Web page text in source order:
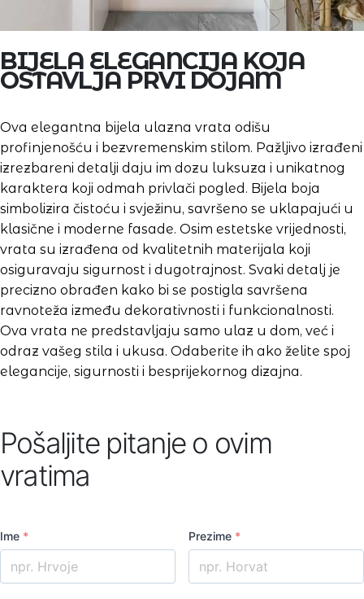
BIJELA ELEGANCIJA KOJA
OSTAVLJA PRVI DOJAM
Ova elegantna bijela ulazna vrata odišu
profinjenošću i bezvremenskim stilom. Pažljivo izrađeni
izrezbareni detalji daju im dozu luksuza i unikatnog
karaktera koji odmah privlači pogled. Bijela boja
simbolizira čistoću i svježinu, savršeno se uklapajući u
klasične i moderne fasade. Osim estetske vrijednosti,
vrata su izrađena od kvalitetnih materijala koji
osiguravaju sigurnost i dugotrajnost. Svaki detalj je
precizno obrađen kako bi se postigla savršena
ravnoteža između dekorativnosti i funkcionalnosti.
Ova vrata ne predstavljaju samo ulaz u dom, već i
odraz vašeg stila i ukusa. Odaberite ih ako želite spoj
elegancije, sigurnosti i besprijekornog dizajna.
Pošaljite pitanje o ovim
vratima
Ime * Prezime *